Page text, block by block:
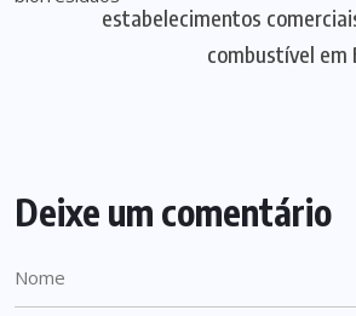
estabelecimentos
combustível em
Deixe um comentário